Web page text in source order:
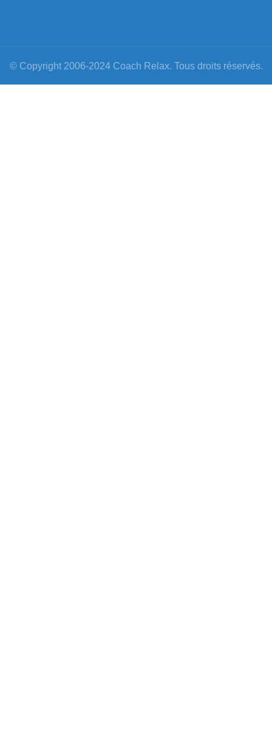
© Copyright 2006-2024 Coach Relax. Tous droits réservés.